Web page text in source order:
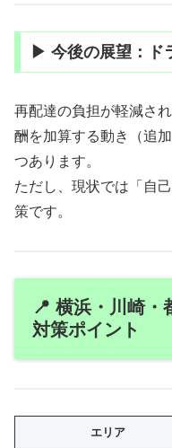
▶ 今後の展望：ド
再配達の負担が軽減さ
酬を加算する動き（追
つあります。
ただし、現状では「自
策です。
📍 横浜・川崎・
対策ポイント
エリア